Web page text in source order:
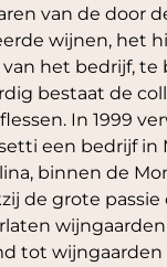
van de door
wijnen, het
het bedrijf, te
bestaat de
In 1999
een bedrijf in
binnen de
de grote
wijngaarden
tot wijngaarden